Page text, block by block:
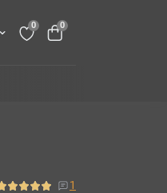
0 0
1